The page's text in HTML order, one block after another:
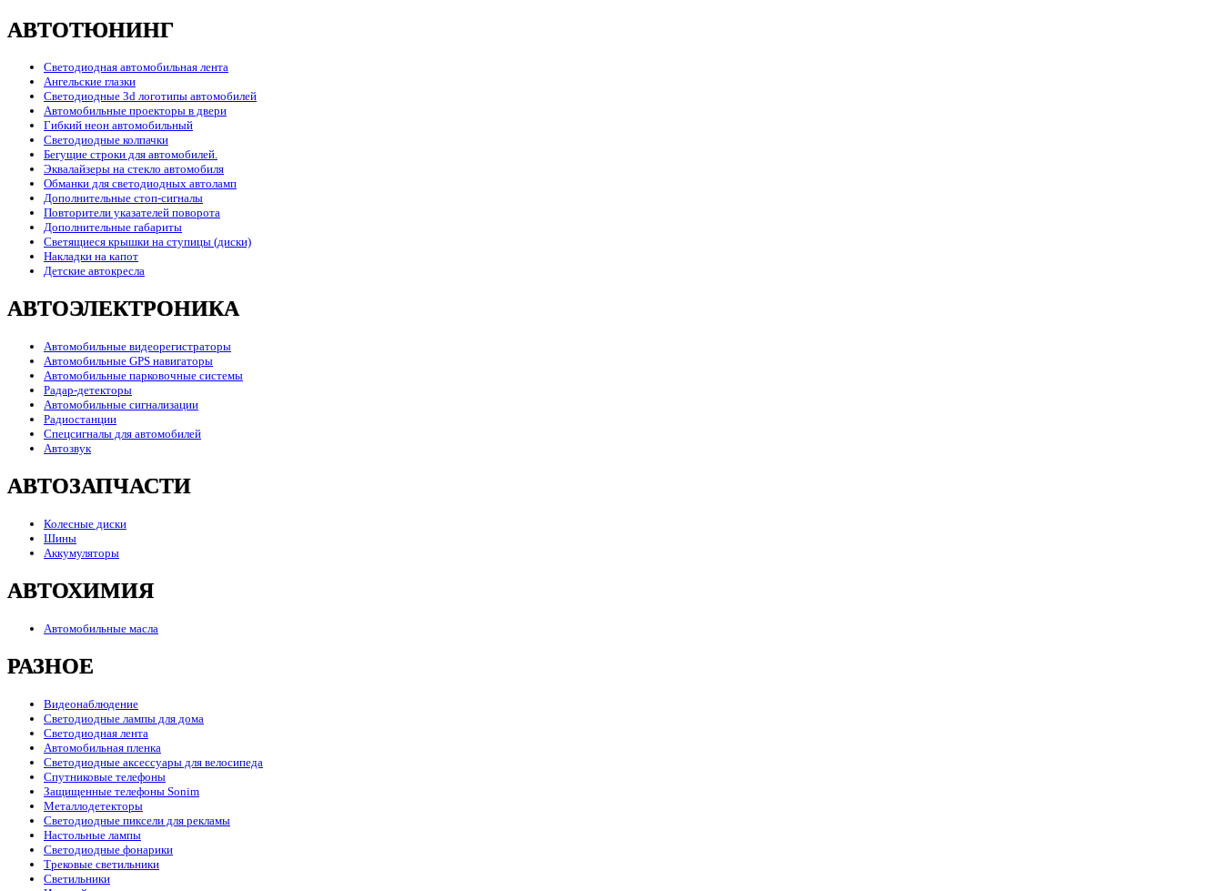
АВТОТЮНИНГ
Светодиодная автомобильная лента
Ангельские глазки
Светодиодные 3d логотипы автомобилей
Автомобильные проекторы в двери
Гибкий неон автомобильный
Светодиодные колпачки
Бегущие строки для автомобилей.
Эквалайзеры на стекло автомобиля
Обманки для светодиодных автоламп
Дополнительные стоп-сигналы
Повторители указателей поворота
Дополнительные габариты
Светящиеся крышки на ступицы (диски)
Накладки на капот
Детские автокресла
АВТОЭЛЕКТРОНИКА
Автомобильные видеорегистраторы
Автомобильные GPS навигаторы
Автомобильные парковочные системы
Радар-детекторы
Автомобильные сигнализации
Радиостанции
Спецсигналы для автомобилей
Автозвук
АВТОЗАПЧАСТИ
Колесные диски
Шины
Аккумуляторы
АВТОХИМИЯ
Автомобильные масла
РАЗНОЕ
Видеонаблюдение
Светодиодные лампы для дома
Светодиодная лента
Автомобильная пленка
Светодиодные аксессуары для велосипеда
Спутниковые телефоны
Защищенные телефоны Sonim
Металлодетекторы
Светодиодные пиксели для рекламы
Настольные лампы
Светодиодные фонарики
Трековые светильники
Светильники